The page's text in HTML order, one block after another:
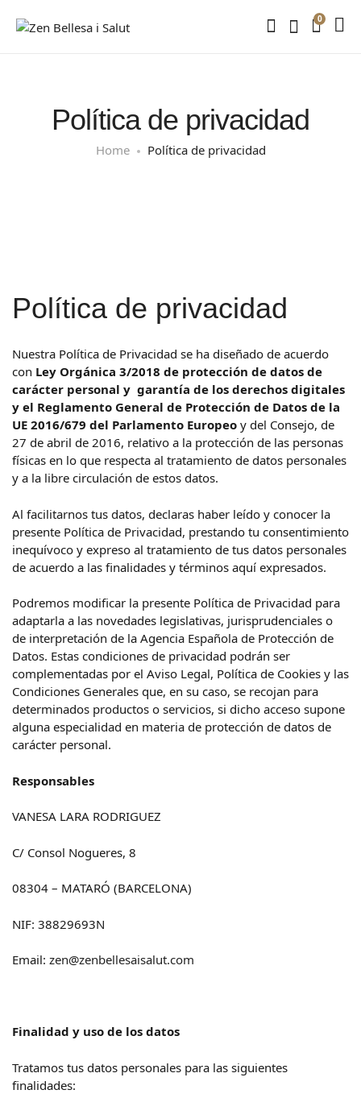
0
Política de privacidad
Home Política de privacidad
Política de privacidad
Nuestra Política de Privacidad se ha diseñado de acuerdo
con Ley Orgánica 3/2018 de protección de datos de
carácter personal y garantía de los derechos digitales
y el Reglamento General de Protección de Datos de la
UE 2016/679 del Parlamento Europeo y del Consejo, de
27 de abril de 2016, relativo a la protección de las personas
físicas en lo que respecta al tratamiento de datos personales
y a la libre circulación de estos datos.
Al facilitarnos tus datos, declaras haber leído y conocer la
presente Política de Privacidad, prestando tu consentimiento
inequívoco y expreso al tratamiento de tus datos personales
de acuerdo a las finalidades y términos aquí expresados.
Podremos modificar la presente Política de Privacidad para
adaptarla a las novedades legislativas, jurisprudenciales o
de interpretación de la Agencia Española de Protección de
Datos. Estas condiciones de privacidad podrán ser
complementadas por el Aviso Legal, Política de Cookies y las
Condiciones Generales que, en su caso, se recojan para
determinados productos o servicios, si dicho acceso supone
alguna especialidad en materia de protección de datos de
carácter personal.
Responsables
VANESA LARA RODRIGUEZ
C/ Consol Nogueres, 8
08304 – MATARÓ (BARCELONA)
NIF: 38829693N
Email: zen@zenbellesaisalut.com
Finalidad y uso de los datos
Tratamos tus datos personales para las siguientes
finalidades: